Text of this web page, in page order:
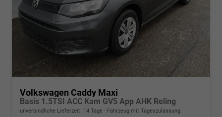
Volkswagen Caddy Maxi
Basis 1.5TSI ACC Kam GV5 App AHK Reling
unverbindliche Lieferzeit: 14 Tage Fahrzeug mit Tageszulassung